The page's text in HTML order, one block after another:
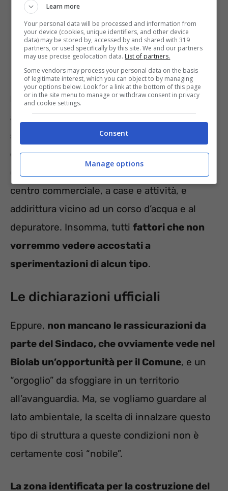
Ma questa realtà non ha certo rassicurato gli
abitanti di Pesaro. Anche perchéil Biolab
sorgerà non in una zona isolata ma in un
quartiere popolato dai cittadini. Il terreno
dove si faranno sperimentazioni è vicino a un
centro commerciale, a case e attività, e
addirittura vicino ad un corso d’acqua e al
depuratore. Insomma, tutti fattori che non
vorremmo vedere accostati a
sperimentazioni di alcun tipo.
Le dichiarazioni ufficiali
Eppure, non mancano le rassicurazioni da
parte del Sindaco, che ovviamente vede nel
Biolab un’opportunità per il Comune, e un
“orgoglio” da sfoggiare in un territorio
all’avanguardia. Ma, se vogliamo guardare al
lato ambientale, la scelta di innalzare questo
tipo di struttura a queste condizioni non è
certamente così “nobile”.
La zona identificata per la costruzione del
Learn more
Your personal data will be processed and information from
your device (cookies, unique identifiers, and other device
data) may be stored by, accessed by and shared with 319
partners, or used specifically by this site. We and our partners
may use precise geolocation data. List of partners.
Some vendors may process your personal data on the basis
of legitimate interest, which you can object to by managing
your options below. Look for a link at the bottom of this page
or in the site menu to manage or withdraw consent in privacy
and cookie settings.
Consent
Manage options